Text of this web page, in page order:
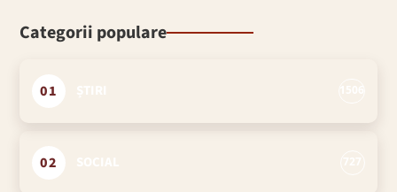
Categorii populare
01
02